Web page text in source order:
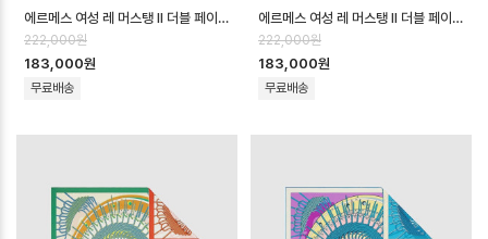
에르메스 여성 레 머스탱 II 더블 페이스 스카프 - Hermes Womens Les Mu…
222,000원
183,000원
무료배송
에르메스 여성 레 머스탱 II 더블 페이스 스카프 - Hermes Womens Les Mu…
222,000원
183,000원
무료배송